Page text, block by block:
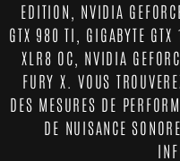
EDITION, NVIDIA
GTX 980 TI, GIGABYTE
XLR8 OC, NVIDIA
FURY X. VOUS
DES MESURES DE
DE NUISANCE